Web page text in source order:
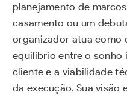
planejamento de
casamento ou um
organizador atua como
equilíbrio entre o sonho
cliente e a viabilidade
da execução. Sua visão